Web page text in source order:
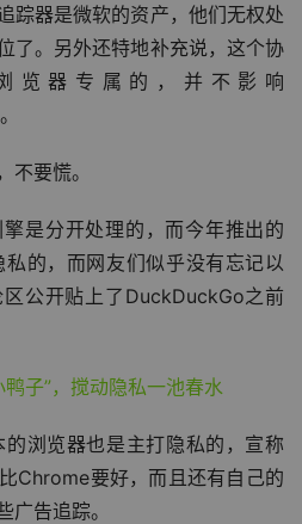
踪器是微软的资产，他们无权处
。另外还特地补充说，这个协
览器专属的，并不影响
不要慌。
是分开处理的，而今年推出的
的，而网友们似乎没有忘记以
公开贴上了DuckDuckGo之前
浏览器也是主打隐私的，宣称
Chrome要好，而且还有自己的
广告追踪。